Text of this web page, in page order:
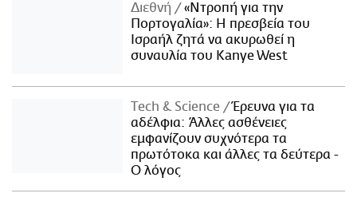
Διεθνή
«Ντροπή για την
Πορτογαλία»: Η πρεσβεία του
Ισραήλ ζητά να ακυρωθεί η
συναυλία του Kanye West
Τech & Science
Έρευνα για τα
αδέλφια: Άλλες ασθένειες
εμφανίζουν συχνότερα τα
πρωτότοκα και άλλες τα δεύτερα -
Ο λόγος